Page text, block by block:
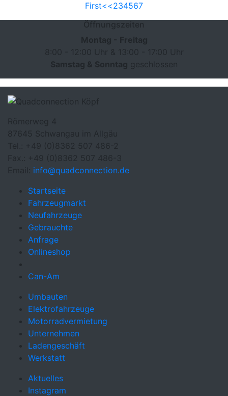
First<<234567
Öffnungszeiten
Montag - Freitag
8:00 - 12:00 Uhr & 13:00 - 17:00 Uhr
Samstag & Sonntag geschlossen
Römerweg 4
87645 Schwangau im Allgäu
+49 (0)8362 507 486-2
Fax.:
+49 (0)8362 507 486-3
Email:
info@quadconnection.de
Startseite
Fahrzeugmarkt
Neufahrzeuge
Gebrauchte
Anfrage
Onlineshop
Can-Am
Umbauten
Elektrofahrzeuge
Motorradvermietung
Unternehmen
Ladengeschäft
Werkstatt
Aktuelles
Instagram